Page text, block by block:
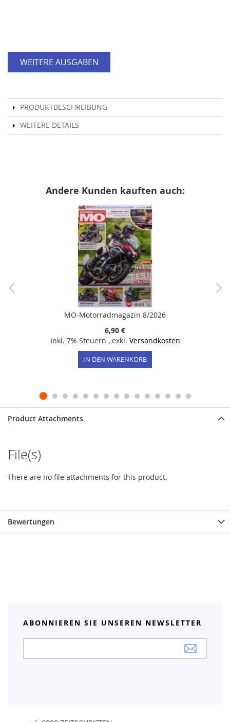
WEITERE AUSGABEN
PRODUKTBESCHREIBUNG
WEITERE DETAILS
Andere Kunden kauften auch:
MO-Motorradmagazin 8/2026
6,90 €
Inkl. 7% Steuern , exkl. Versandkosten
IN DEN WARENKORB
Product Attachments
File(s)
There are no file attachments for this product.
Bewertungen
ABONNIEREN SIE UNSEREN NEWSLETTER
Newsletter: